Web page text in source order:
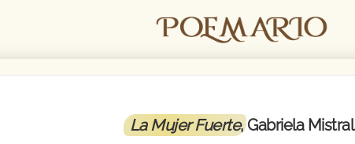
La Mujer Fuerte, Gabriela Mistral